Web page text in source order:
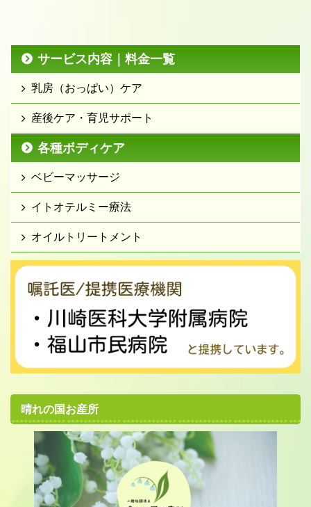
サービス内容｜料金一覧
乳房（おっぱい）ケア
産後ケア・育児サポート
各種ボディケア
ベビーマッサージ
イトオテルミー療法
オイルトリートメント
晴れの国お産所